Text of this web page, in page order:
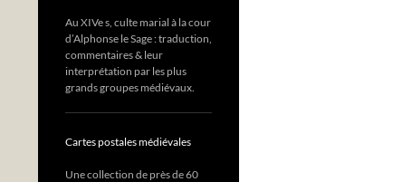
Au XIVe s, culte marial à la cour
d’Alphonse le Sage : traduction,
commentaires & leur
interprétation par les plus
grands groupes médiévaux.
Cartes postales médiévales
Une collection de près de 60